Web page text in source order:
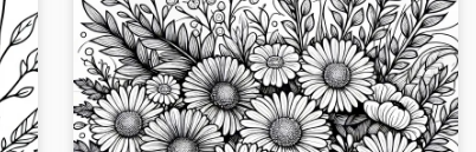
Asterler ve sonbahar anemonları ile
yüksek tarla - Ücretsiz sonbahar
çiçekleri için boyama kitabı
Bu ücretsiz astar ve sonbahar anemonları ile
boyama sayfasını edin. Yaratıcılığını serbest
bırak ve şimdi indir...